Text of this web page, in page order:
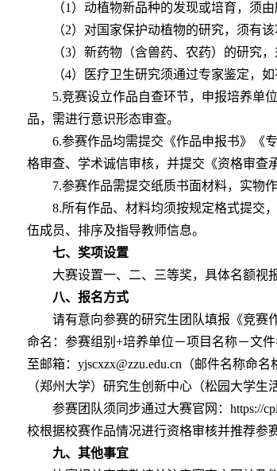
（1）动植物新品种的发现或培育，须
（2）对国家保护动植物的研究，须有
（3）新药物（含兽药、农药）的研究
（4）医疗卫生研究须通过专家鉴定，
5.竞赛设立作品自查环节，申报培养单
品，需进行意识形态审查。
6.参赛作品均需提交《作品申报书》《
格审查、学术诚信审核，并提交《资格审查
7.参赛作品需提交纸质书面材料，实物
8.所有作品、材料均须按规定格式提交
伍成员、排序及指导教师信息。
七、奖项设置
大赛设置一、二、三等奖，具体名额视
八、报名方式
请有意向参赛的研究生团队填报《竞赛
命名：参赛组别+培养单位－项目名称－文
至邮箱：yjscxzx@zzu.edu.cn（邮件名称命
（郑州大学）研究生创新中心（松园大学生
参赛团队须同步通过大赛官网：https://
校根据校赛作品情况进行资格审核并推荐参
九、其他事宜